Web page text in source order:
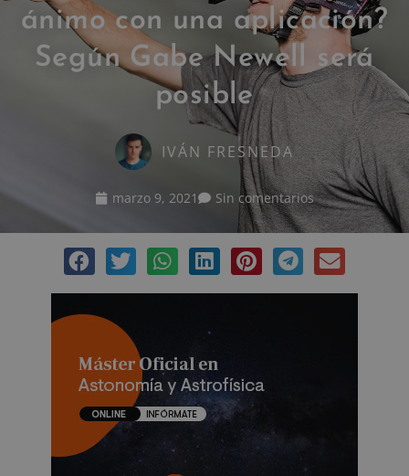
ánimo con una aplicación?
Según Gabe Newell será
posible
IVÁN FRESNEDA
marzo 9, 2021 Sin comentarios